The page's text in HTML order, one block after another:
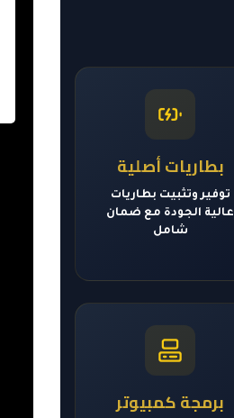
بطاريات أصلية
توفير وتثبيت بطاريات
عالية الجودة مع ضمان
شامل
برمجة كمبيوتر